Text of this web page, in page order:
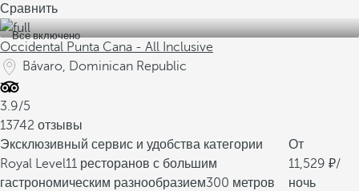
Сравнить
Все включено
Occidental Punta Cana - All Inclusive
Bávaro, Dominican Republic
3.9/5
13742 отзывы
Эксклюзивный сервис и удобства категории
Royal Level11 ресторанов с большим
гастрономическим разнообразием300 метров
От
11,529
/
ночь